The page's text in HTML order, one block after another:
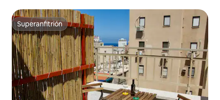
Superanfitrión
Superanfitrión